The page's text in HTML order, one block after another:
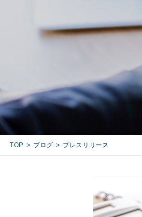
TOP ブログ プレスリリース